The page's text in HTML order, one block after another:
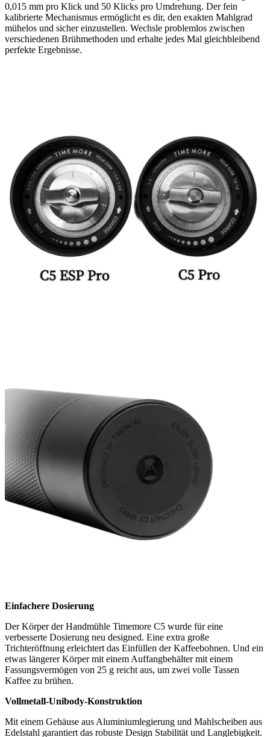
0,015 mm pro Klick und 50 Klicks pro Umdrehung. Der fein
kalibrierte Mechanismus ermöglicht es dir, den exakten Mahlgrad
mühelos und sicher einzustellen. Wechsle problemlos zwischen
verschiedenen Brühmethoden und erhalte jedes Mal gleichbleibend
perfekte Ergebnisse.
Einfachere Dosierung
Der Körper der Handmühle Timemore C5 wurde für eine
verbesserte Dosierung neu designed. Eine extra große
Trichteröffnung erleichtert das Einfüllen der Kaffeebohnen. Und ein
etwas längerer Körper mit einem Auffangbehälter mit einem
Fassungsvermögen von 25 g reicht aus, um zwei volle Tassen
Kaffee zu brühen.
Vollmetall-Unibody-Konstruktion
Mit einem Gehäuse aus Aluminiumlegierung und Mahlscheiben aus
Edelstahl garantiert das robuste Design Stabilität und Langlebigkeit.